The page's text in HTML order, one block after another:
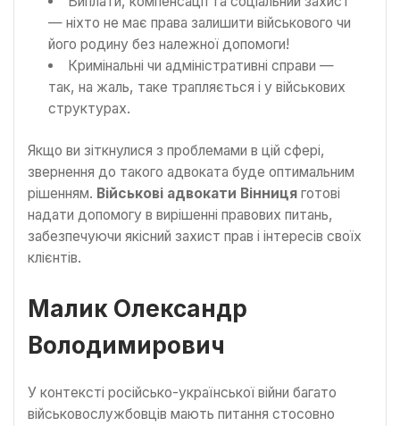
— ніхто не має права залишити військового чи
його родину без належної допомоги!
Кримінальні чи адміністративні справи —
так, на жаль, таке трапляється і у військових
структурах.
Якщо ви зіткнулися з проблемами в цій сфері,
звернення до такого адвоката буде оптимальним
рішенням. Військові адвокати Вінниця готові
надати допомогу в вирішенні правових питань,
забезпечуючи якісний захист прав і інтересів своїх
клієнтів.
Малик Олександр
Володимирович
У контексті російсько-української війни багато
військовослужбовців мають питання стосовно